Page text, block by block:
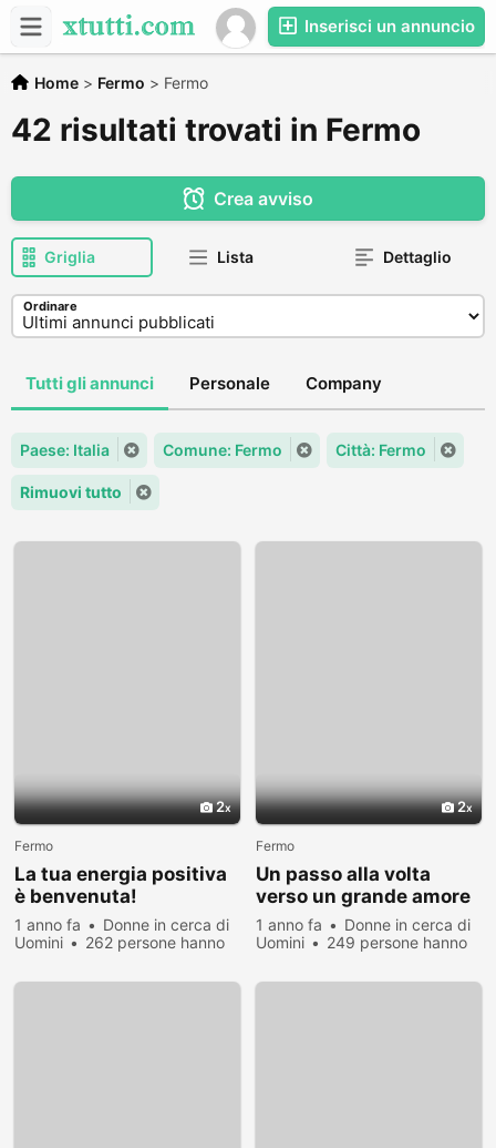
Inserisci un annuncio
Home > Fermo > Fermo
42 risultati trovati in Fermo
Crea avviso
Griglia Lista Dettaglio
Ordinare
Tutti gli annunci Personale Company
Paese: Italia Comune: Fermo Città: Fermo
Rimuovi tutto
2
Fermo
La tua energia positiva
è benvenuta!
1 anno fa
Donne in cerca di
Uomini
262 persone hanno
2
Fermo
Un passo alla volta
verso un grande amore
1 anno fa
Donne in cerca di
Uomini
249 persone hanno